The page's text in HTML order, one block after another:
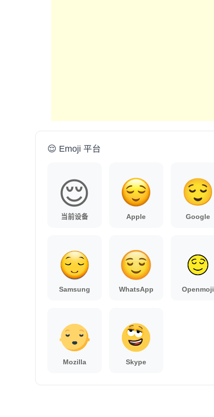
😌 Emoji 平台
😌
当前设备 Apple Google
Samsung WhatsApp Openmoji
Mozilla Skype